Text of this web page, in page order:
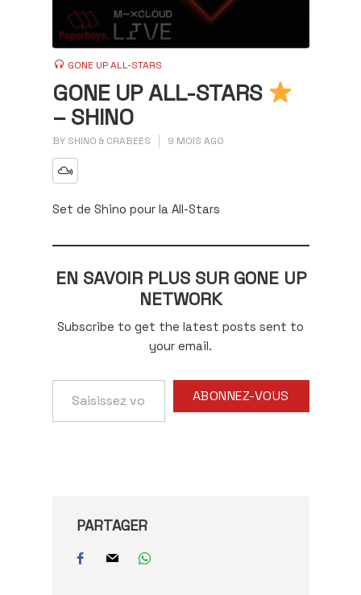
GONE UP ALL-STARS
GONE UP ALL-STARS
– SHINO
BY SHINO & CRABEES 9 MOIS AGO
Set de Shino pour la All-Stars
EN SAVOIR PLUS SUR GONE UP
NETWORK
Subscribe to get the latest posts sent to
your email.
votre
adresse
ABONNEZ-VOUS
PARTAGER